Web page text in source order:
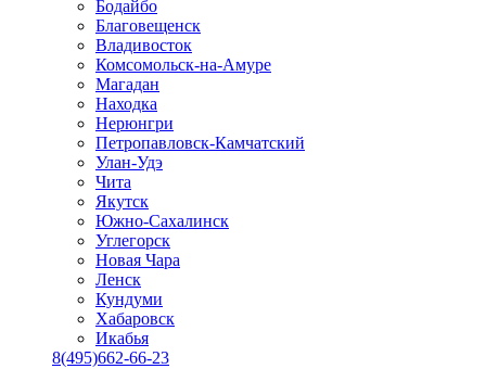
Бодайбо
Благовещенск
Владивосток
Комсомольск-на-Амуре
Магадан
Находка
Нерюнгри
Петропавловск-Камчатский
Улан-Удэ
Чита
Якутск
Южно-Сахалинск
Углегорск
Новая Чара
Ленск
Кундуми
Хабаровск
Икабья
8(495)662-66-23